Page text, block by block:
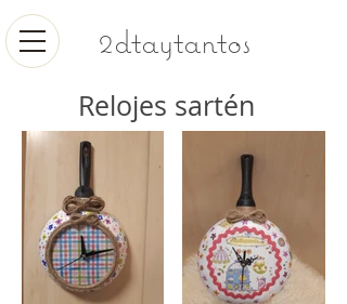
2dtaytantos
Relojes sartén